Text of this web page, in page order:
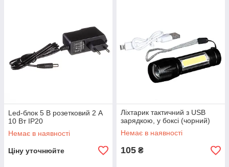
Led-блок 5 В розетковий 2 А
10 Вт IP20
Немає в наявності
Ціну уточнюйте
Ліхтарик тактичний з USB
зарядкою, у боксі (чорний)
Немає в наявності
105 ₴